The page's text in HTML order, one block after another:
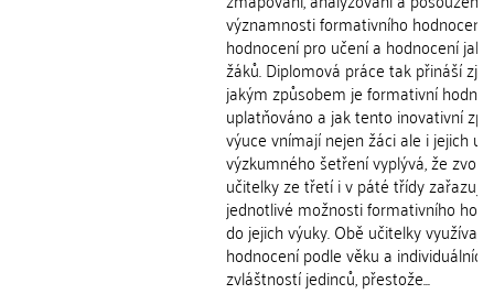
významnosti formativního hodnocení,
hodnocení pro učení a hodnocení
žáků. Diplomová práce tak přináší
jakým způsobem je formativní
uplatňováno a jak tento inovativní
výuce vnímají nejen žáci ale i jejich
výzkumného šetření vyplývá, že
učitelky ze třetí i v páté třídy zařazují
jednotlivé možnosti formativního
do jejich výuky. Obě učitelky využívají
hodnocení podle věku a individuálních
zvláštností jedinců, přestože...